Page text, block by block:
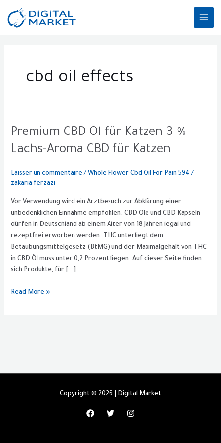
contenu
cbd oil effects
Premium CBD Öl für Katzen 3 %
Lachs-Aroma CBD für Katzen
Laisser un commentaire / Whole Flower Cbd Oil For Pain 594 /
zakaria ferzazi
Vor Verwendung wird ein Arztbesuch zur Abklärung einer
unbedenklichen Einnahme empfohlen. CBD Öle und CBD Kapseln
dürfen in Deutschland ab einem Alter von 18 Jahren legal und
rezeptfrei erworben werden. THC unterliegt dem
Betäubungsmittelgesetz (BtMG) und der Maximalgehalt von THC
in CBD Öl muss unter 0,2 Prozent liegen. Auf dieser Seite finden
sich Produkte, für […]
Premium
Öl
Katzen
3
%
Lachs-
Aroma
für
Katzen
Read More »
Copyright © 2026 | Digital Market